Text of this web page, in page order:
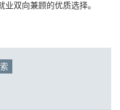
双向兼顾的优质选择。